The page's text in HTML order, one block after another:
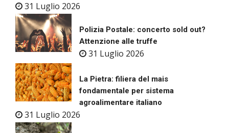
31 Luglio 2026
Polizia Postale: concerto sold out?
Attenzione alle truffe
31 Luglio 2026
La Pietra: filiera del mais
fondamentale per sistema
agroalimentare italiano
31 Luglio 2026